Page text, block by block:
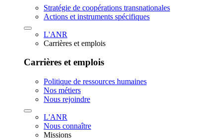
Stratégie de coopérations transnationales
Actions et instruments spécifiques
L'ANR
Carrières et emplois
Carrières et emplois
Politique de ressources humaines
Nos métiers
Nous rejoindre
L'ANR
Nous connaître
Missions